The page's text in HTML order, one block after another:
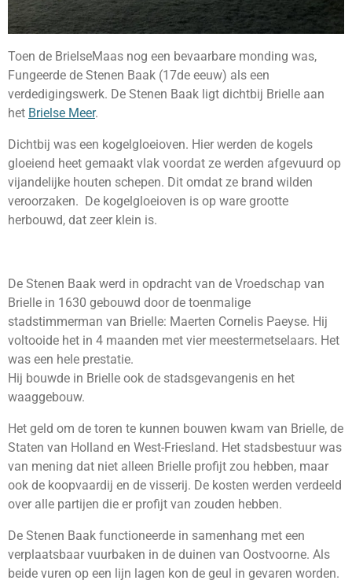
Toen de BrielseMaas nog een bevaarbare monding was,
Fungeerde de Stenen Baak (17de eeuw) als een
verdedigingswerk. De Stenen Baak ligt dichtbij Brielle aan
het Brielse Meer.
Dichtbij was een kogelgloeioven. Hier werden de kogels
gloeiend heet gemaakt vlak voordat ze werden afgevuurd op
vijandelijke houten schepen. Dit omdat ze brand wilden
veroorzaken. De kogelgloeioven is op ware grootte
herbouwd, dat zeer klein is.
De Stenen Baak werd in opdracht van de Vroedschap van
Brielle in 1630 gebouwd door de toenmalige
stadstimmerman van Brielle: Maerten Cornelis Paeyse. Hij
voltooide het in 4 maanden met vier meestermetselaars. Het
was een hele prestatie.
Hij bouwde in Brielle ook de stadsgevangenis en het
waaggebouw.
Het geld om de toren te kunnen bouwen kwam van Brielle, de
Staten van Holland en West-Friesland. Het stadsbestuur was
van mening dat niet alleen Brielle profijt zou hebben, maar
ook de koopvaardij en de visserij. De kosten werden verdeeld
over alle partijen die er profijt van zouden hebben.
De Stenen Baak functioneerde in samenhang met een
verplaatsbaar vuurbaken in de duinen van Oostvoorne. Als
beide vuren op een lijn lagen kon de geul in gevaren worden.